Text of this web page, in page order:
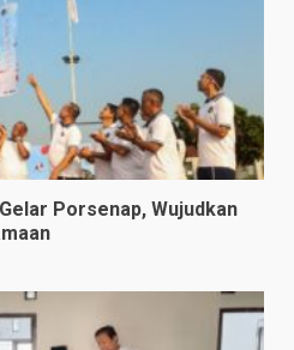
Porsenap, Wujudkan